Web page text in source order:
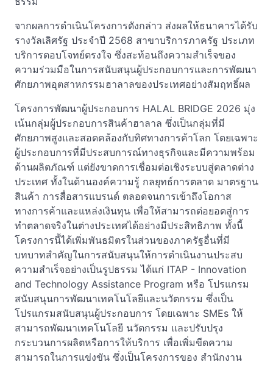
จากผลการดำเนินโครงการดังกล่าว ส่งผลให้ธนาคารได้รับ
รางวัลเลิศรัฐ ประจำปี 2568 สาขาบริการภาครัฐ ประเภท
บริการตอบโจทย์ตรงใจ ซึ่งสะท้อนถึงความสำเร็จของ
ความร่วมมือในการสนับสนุนผู้ประกอบการและการพัฒนา
ศักยภาพอุตสาหกรรมฮาลาลของประเทศอย่างสัมฤทธิ์ผล
โครงการพัฒนาผู้ประกอบการ HALAL BRIDGE 2026 มุ่ง
เน้นกลุ่มผู้ประกอบการสินค้าฮาลาล ซึ่งเป็นกลุ่มที่มี
ศักยภาพสูงและสอดคล้องกับทิศทางการค้าโลก โดยเฉพาะ
ผู้ประกอบการที่มีประสบการณ์ทางธุรกิจและมีความพร้อม
ด้านผลิตภัณฑ์ แต่ยังขาดการเชื่อมต่อเชิงระบบสู่ตลาดต่าง
ประเทศ ทั้งในด้านองค์ความรู้ กลยุทธ์การตลาด มาตรฐาน
สินค้า การสื่อสารแบรนด์ ตลอดจนการเข้าถึงโอกาส
ทางการค้าและแหล่งเงินทุน เพื่อให้สามารถต่อยอดสู่การ
ทำตลาดจริงในต่างประเทศได้อย่างมีประสิทธิภาพ ทั้งนี้
โครงการนี้ได้เพิ่มพันธมิตรในส่วนของภาครัฐอื่นที่มี
บทบาทสำคัญในการสนับสนุนให้การดำเนินงานประสบ
ความสำเร็จอย่างเป็นรูปธรรม ได้แก่ ITAP - Innovation
and Technology Assistance Program หรือ โปรแกรม
สนับสนุนการพัฒนาเทคโนโลยีและนวัตกรรม ซึ่งเป็น
โปรแกรมสนับสนุนผู้ประกอบการ โดยเฉพาะ SMEs ให้
สามารถพัฒนาเทคโนโลยี นวัตกรรม และปรับปรุง
กระบวนการผลิตหรือการให้บริการ เพื่อเพิ่มขีดความ
สามารถในการแข่งขัน ซึ่งเป็นโครงการของ สำนักงาน